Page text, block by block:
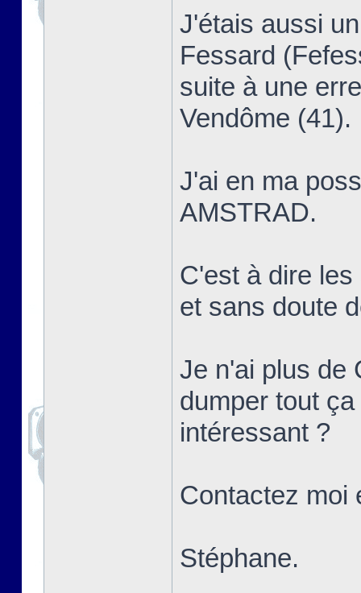
J'étais aussi
Fessard
suite à une
Vendôme (41).
J'ai en ma
AMSTRAD.
C'est à dire
et sans doute
Je n'ai plus de
dumper tout
intéressant ?
Contactez moi
Stéphane.